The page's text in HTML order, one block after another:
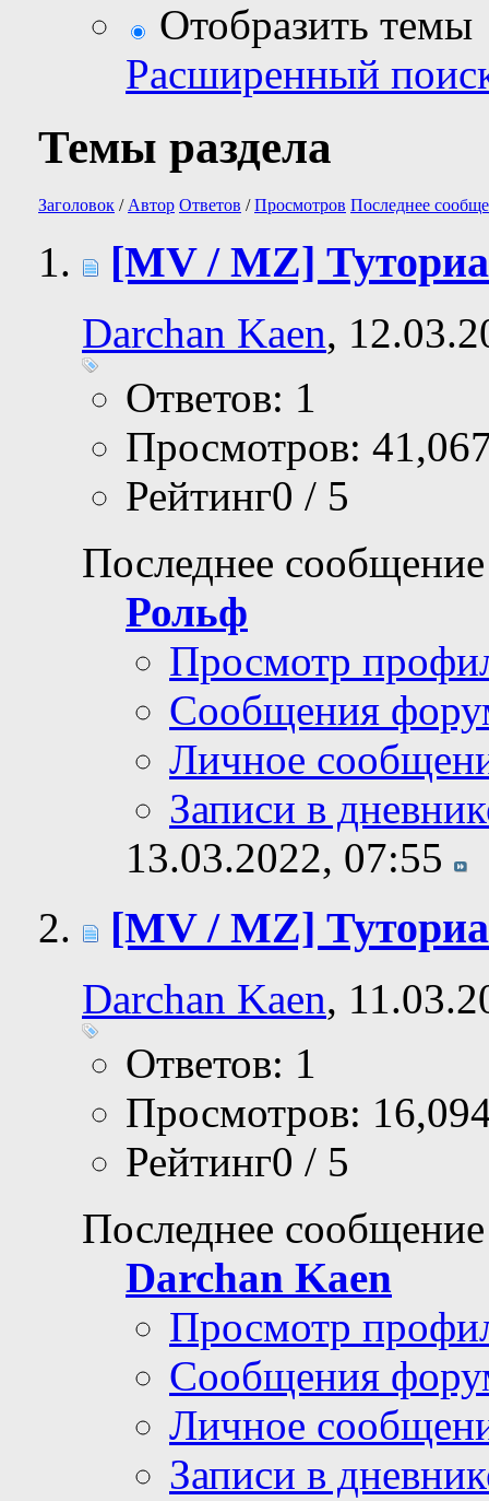
Отобразить темы
Расширенный
Темы раздела
Заголовок / Автор Ответов /Просмотров Последнее
[MV / MZ]
Darchan Kaen,
Ответов: 1
Просмотров:
Рейтинг0 / 5
Последнее
Рольф
Просмотр
Сообщения
Личное
Записи в
13.03.2022, 07:55
[MV / MZ]
Darchan Kaen,
Ответов: 1
Просмотров:
Рейтинг0 / 5
Последнее
Darchan Kaen
Просмотр
Сообщения
Личное
Записи в